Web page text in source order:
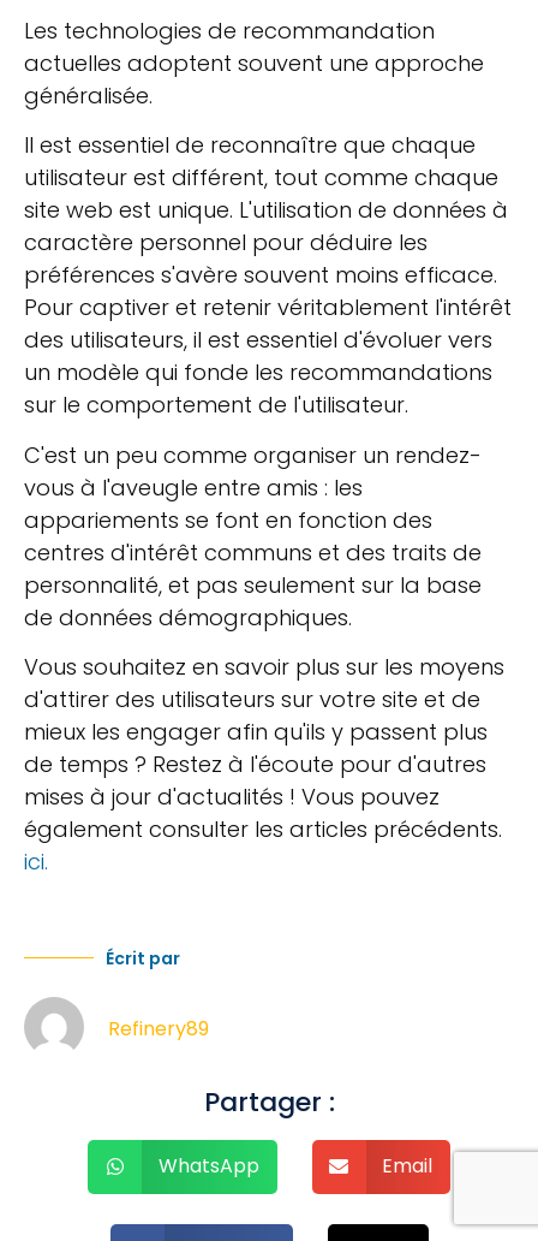
Les technologies de recommandation
actuelles adoptent souvent une approche
généralisée.
Il est essentiel de reconnaître que chaque
utilisateur est différent, tout comme chaque
site web est unique. L'utilisation de données à
caractère personnel pour déduire les
préférences s'avère souvent moins efficace.
Pour captiver et retenir véritablement l'intérêt
des utilisateurs, il est essentiel d'évoluer vers
un modèle qui fonde les recommandations
sur le comportement de l'utilisateur.
C'est un peu comme organiser un rendez-
vous à l'aveugle entre amis : les
appariements se font en fonction des
centres d'intérêt communs et des traits de
personnalité, et pas seulement sur la base
de données démographiques.
Vous souhaitez en savoir plus sur les moyens
d'attirer des utilisateurs sur votre site et de
mieux les engager afin qu'ils y passent plus
de temps ? Restez à l'écoute pour d'autres
mises à jour d'actualités ! Vous pouvez
également consulter les articles précédents.
ici.
Écrit par
Refinery89
Partager :
WhatsApp Email